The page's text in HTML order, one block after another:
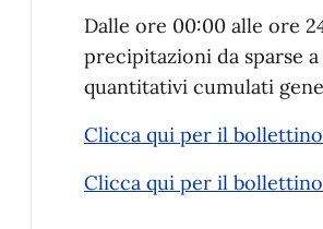
Dalle ore 00:00 alle ore
precipitazioni da sparse
quantitativi cumulati
Clicca qui per il
Clicca qui per il